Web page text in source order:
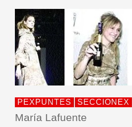
PEXPUNTES SECCIONEX
María Lafuente